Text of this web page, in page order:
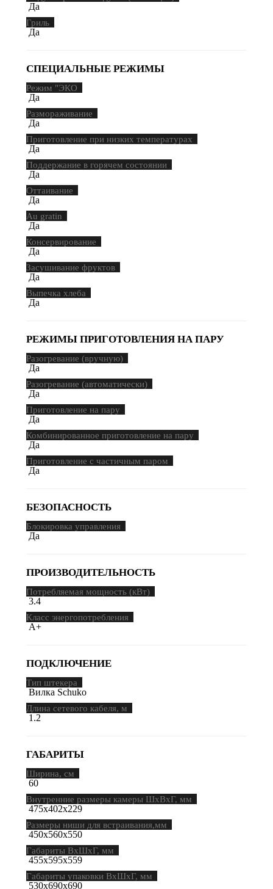
Да
Гриль
Да
СПЕЦИАЛЬНЫЕ РЕЖИМЫ
Режим "ЭКО
Да
Размораживание
Да
Приготовление при низких температурах
Да
Поддержание в горячем состоянии
Да
Оттаивание
Да
Au gratin
Да
Консервирование
Да
Засушивание фруктов
Да
Выпечка хлеба
Да
РЕЖИМЫ ПРИГОТОВЛЕНИЯ НА ПАРУ
Разогревание (вручную)
Да
Разогревание (автоматически)
Да
Приготовление на пару
Да
Комбинированное приготовление на пару
Да
Приготовление с частичным паром
Да
БЕЗОПАСНОСТЬ
Блокировка управления
Да
ПРОИЗВОДИТЕЛЬНОСТЬ
Потребляемая мощность (кВт)
3.4
Класс энергопотребления
A+
ПОДКЛЮЧЕНИЕ
Тип штекера
Вилка Schuko
Длина сетевого кабеля, м
1.2
ГАБАРИТЫ
Ширина, см
60
Внутренние размеры камеры ШхВхГ, мм
475х402х229
Размеры ниши для встраивания,мм
450х560х550
Габариты ВхШхГ, мм
455х595х559
Габариты упаковки ВхШхГ, мм
530х690х690